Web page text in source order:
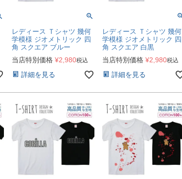
レディース Ｔシャツ 幾何
学模様 ジオメトリック 四
角 スクエア ブルー
当店特別価格 ¥2,980税込
詳細を見る
レディース Ｔシャツ 幾何
学模様 ジオメトリック 四
角 スクエア 白黒
当店特別価格 ¥2,980税込
詳細を見る